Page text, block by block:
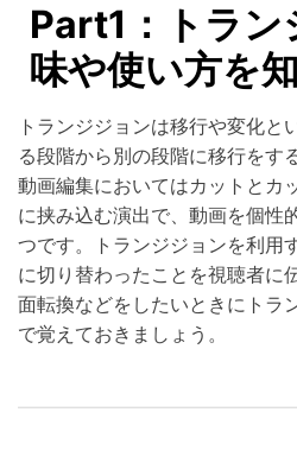
Part1：トラン
味や使い方を
トランジジョンは移行や変化と
る段階から別の段階に移行をす
動画編集においてはカットとカ
に挟み込む演出で、動画を個性
つです。トランジジョンを利用
に切り替わったことを視聴者に
面転換などをしたいときにトラ
で覚えておきましょう。